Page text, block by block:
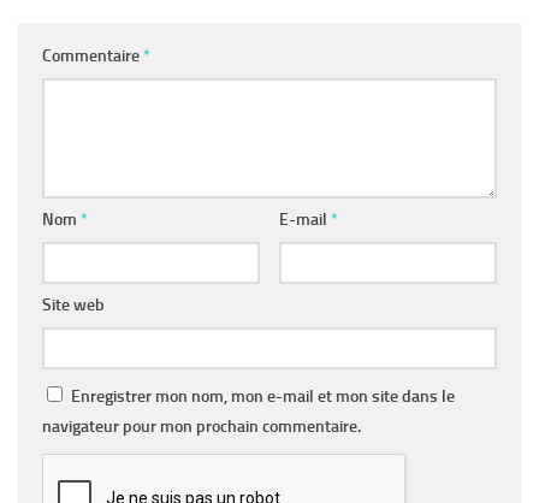
Commentaire *
Nom * E-mail *
Site web
Enregistrer mon nom, mon e-mail et mon site dans le
navigateur pour mon prochain commentaire.